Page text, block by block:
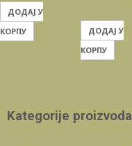
ДОДАЈ У
КОРПУ
ДОДАЈ У
КОРПУ
Kategorije proizvoda